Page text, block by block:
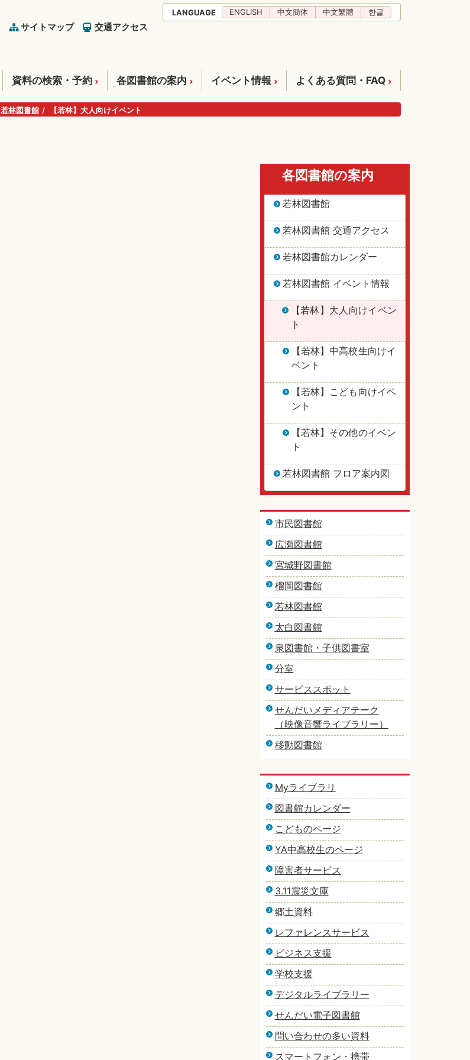
サイトマップ 交通アクセス
LANGUAGE ENGLISH 中文簡体 中文繁體 한글
資料の検索・予約 各図書館の案内 イベント情報 よくある質問・FAQ
若林図書館 【若林】大人向けイベント
各図書館の案内
若林図書館
若林図書館 交通アクセス
若林図書館カレンダー
若林図書館 イベント情報
【若林】大人向けイベン
ト
【若林】中高校生向けイ
ベント
【若林】こども向けイベ
ント
【若林】その他のイベン
ト
若林図書館 フロア案内図
市民図書館
広瀬図書館
宮城野図書館
榴岡図書館
若林図書館
太白図書館
泉図書館・子供図書室
分室
サービススポット
せんだいメディアテーク
（映像音響ライブラリー）
移動図書館
Myライブラリ
図書館カレンダー
こどものページ
YA中高校生のページ
障害者サービス
3.11震災文庫
郷土資料
レファレンスサービス
ビジネス支援
学校支援
デジタルライブラリー
せんだい電子図書館
問い合わせの多い資料
スマートフォン・携帯